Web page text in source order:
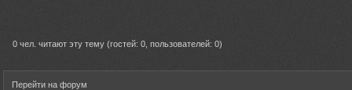
0 чел. читают эту тему (гостей: 0, пользователей: 0)
Перейти на форум